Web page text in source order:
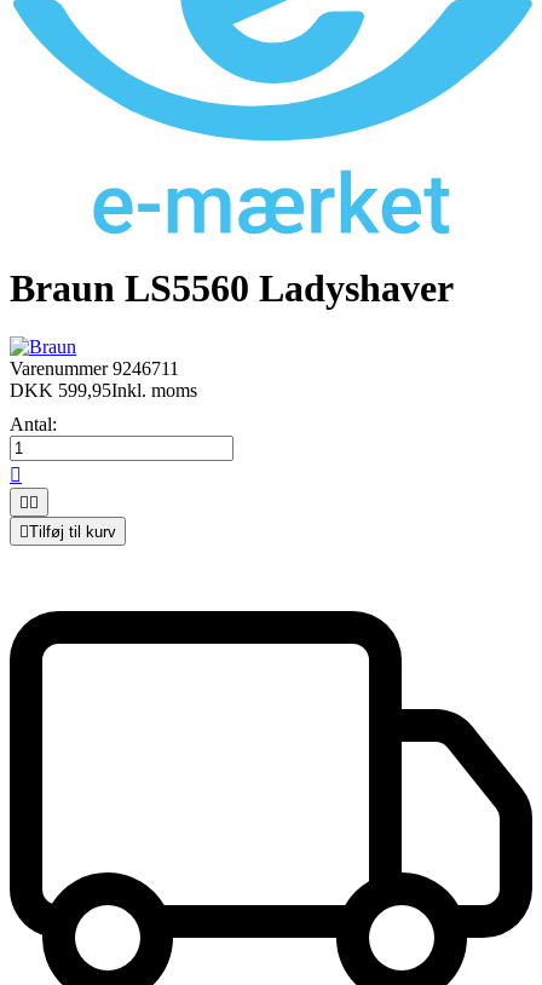
Braun LS5560 Ladyshaver
Varenummer9246711
DKK 599,95Inkl. moms
Antal:

 
Tilføj til kurv